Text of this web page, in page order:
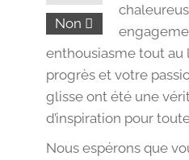
Non
enthousiasme tout au
progrès et votre
glisse ont été une
d’inspiration pour
Nous espérons que